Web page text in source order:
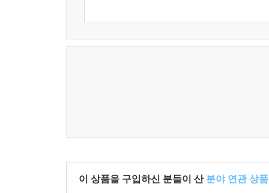
이 상품을 구입하신 분들이 산 분야 연관 상품